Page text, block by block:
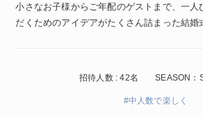
小さなお子様からご年配のゲストまで、一人
だくためのアイデアがたくさん詰まった結婚
招待人数 : 42名 SEASON：
#中人数で楽しく